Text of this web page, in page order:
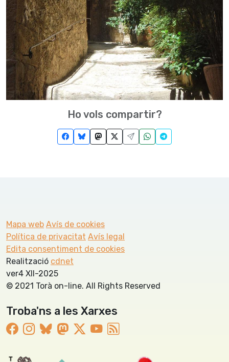
Ho vols compartir?
Mapa web Avís de cookies
Política de privacitat Avís legal
Edita consentiment de cookies
Realització cdnet
ver4 XII-2025
© 2021 Torà on-line. All Rights Reserved
Troba'ns a les Xarxes